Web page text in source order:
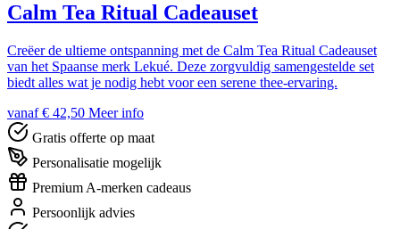
Calm Tea Ritual Cadeauset
Creëer de ultieme ontspanning met de Calm Tea Ritual Cadeauset
van het Spaanse merk Lekué. Deze zorgvuldig samengestelde set
biedt alles wat je nodig hebt voor een serene thee-ervaring.
vanaf € 42,50 Meer info
Gratis offerte op maat
Personalisatie mogelijk
Premium A-merken cadeaus
Persoonlijk advies